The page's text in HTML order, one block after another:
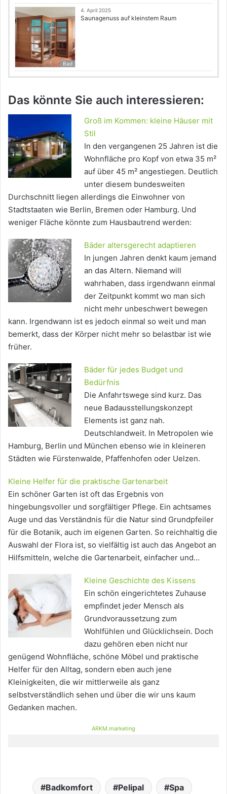
Bad
4. April 2025
Saunagenuss auf kleinstem Raum
Das könnte Sie auch interessieren:
Groß im Kommen: kleine Häuser mit
Stil
In den vergangenen 25 Jahren ist die
Wohnfläche pro Kopf von etwa 35 m²
auf über 45 m² angestiegen. Deutlich
unter diesem bundesweiten
Durchschnitt liegen allerdings die Einwohner von
Stadtstaaten wie Berlin, Bremen oder Hamburg. Und
weniger Fläche könnte zum Hausbautrend werden:
Bäder altersgerecht adaptieren
In jungen Jahren denkt kaum jemand
an das Altern. Niemand will
wahrhaben, dass irgendwann einmal
der Zeitpunkt kommt wo man sich
nicht mehr unbeschwert bewegen
kann. Irgendwann ist es jedoch einmal so weit und man
bemerkt, dass der Körper nicht mehr so belastbar ist wie
früher.
Bäder für jedes Budget und
Bedürfnis
Die Anfahrtswege sind kurz. Das
neue Badausstellungskonzept
Elements ist ganz nah.
Deutschlandweit. In Metropolen wie
Hamburg, Berlin und München ebenso wie in kleineren
Städten wie Fürstenwalde, Pfaffenhofen oder Uelzen.
Kleine Helfer für die praktische Gartenarbeit
Ein schöner Garten ist oft das Ergebnis von
hingebungsvoller und sorgfältiger Pflege. Ein achtsames
Auge und das Verständnis für die Natur sind Grundpfeiler
für die Botanik, auch im eigenen Garten. So reichhaltig die
Auswahl der Flora ist, so vielfältig ist auch das Angebot an
Hilfsmitteln, welche die Gartenarbeit, einfacher und…
Kleine Geschichte des Kissens
Ein schön eingerichtetes Zuhause
empfindet jeder Mensch als
Grundvoraussetzung zum
Wohlfühlen und Glücklichsein. Doch
dazu gehören eben nicht nur
genügend Wohnfläche, schöne Möbel und praktische
Helfer für den Alltag, sondern eben auch jene
Kleinigkeiten, die wir mittlerweile als ganz
selbstverständlich sehen und über die wir uns kaum
Gedanken machen.
ARKM.marketing
Badkomfort Pelipal Spa